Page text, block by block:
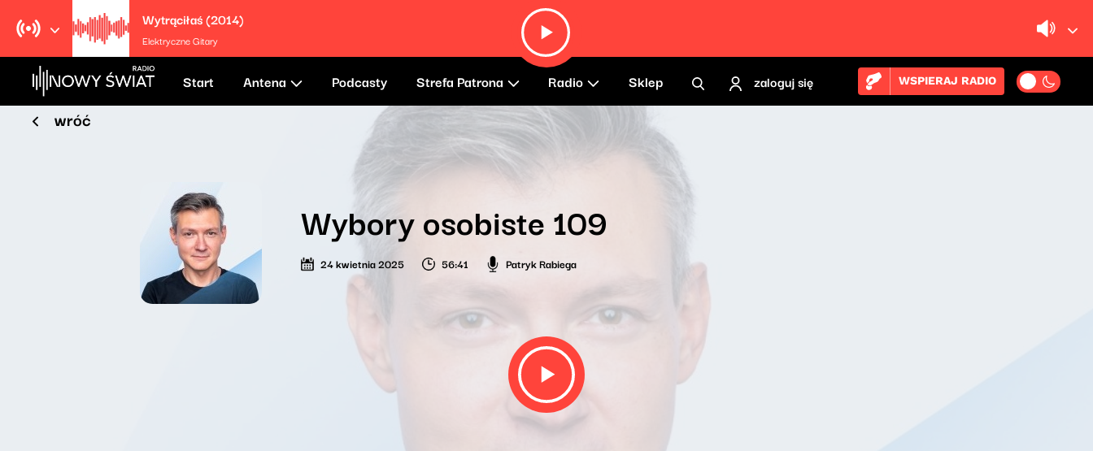
Wytrąciłaś (2014)
Elektryczne Gitary
Start Antena Podcasty Strefa Patrona Radio Sklep zaloguj się WSPIERAJ RADIO
wróć
Wybory osobiste 109
24 kwietnia 2025 56:41 Patryk Rabiega